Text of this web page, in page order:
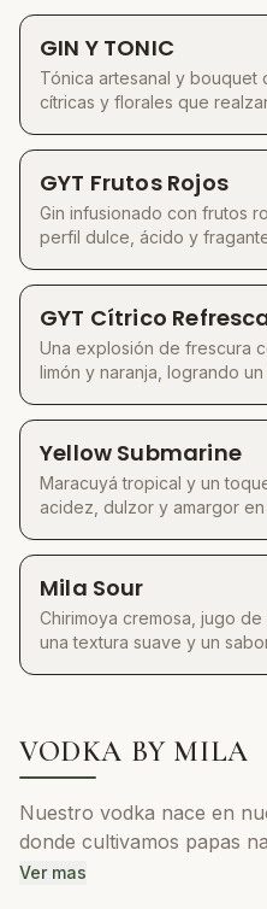
logrando un destilado
profundidad de sabor. Es
cócteles que van desde
GIN Y TONIC
Tónica artesanal y bouquet
cítricas y florales que
GYT Frutos Rojos
Gin infusionado con frutos
perfil dulce, ácido y
GYT Cítrico
Una explosión de frescura
limón y naranja, logrando
Yellow Submarine
Maracuyá tropical y un
acidez, dulzor y amargor
Mila Sour
Chirimoya cremosa, jugo
una textura suave y un
VODKA BY MILA
Nuestro vodka nace en
donde cultivamos papas
enriquecemos con
Ver mas